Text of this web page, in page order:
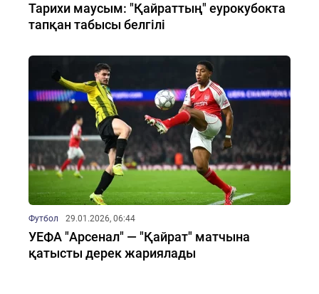
Тарихи маусым: "Қайраттың" еурокубокта
тапқан табысы белгілі
Футбол 29.01.2026, 06:44
УЕФА "Арсенал" — "Қайрат" матчына
қатысты дерек жариялады